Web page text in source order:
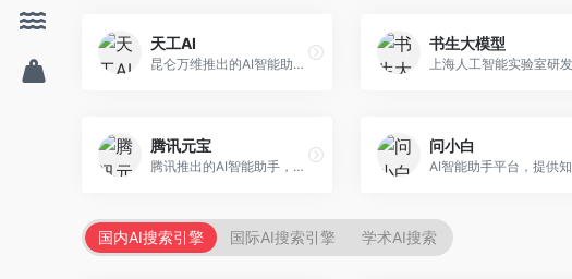
天工AI
昆仑万维推出的AI智能助手，集成搜索、对话、创作等多种能力。面向普通用户和内容创作者，支持联网搜索、文本生成、图像理解等功能，响应速度快，免费使用。
书生大模型
腾讯元宝
腾讯推出的AI智能助手，整合微信生态和腾讯云服务。面向普通用户和企业客户，支持文档解析、图像理解、联网搜索等功能，与腾讯产品无缝衔接，办公协作便捷。
问小白
国内AI搜索引擎 国际AI搜索引擎 学术AI搜索